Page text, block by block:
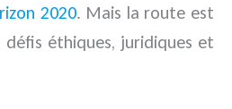
2020. Mais la route est
défis éthiques, juridiques et